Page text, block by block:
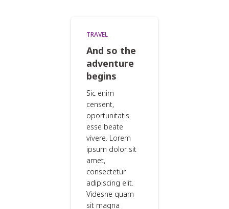
TRAVEL
And so the
adventure
begins
Sic enim
censent,
oportunitatis
esse beate
vivere. Lorem
ipsum dolor sit
amet,
consectetur
adipiscing elit.
Videsne quam
sit magna